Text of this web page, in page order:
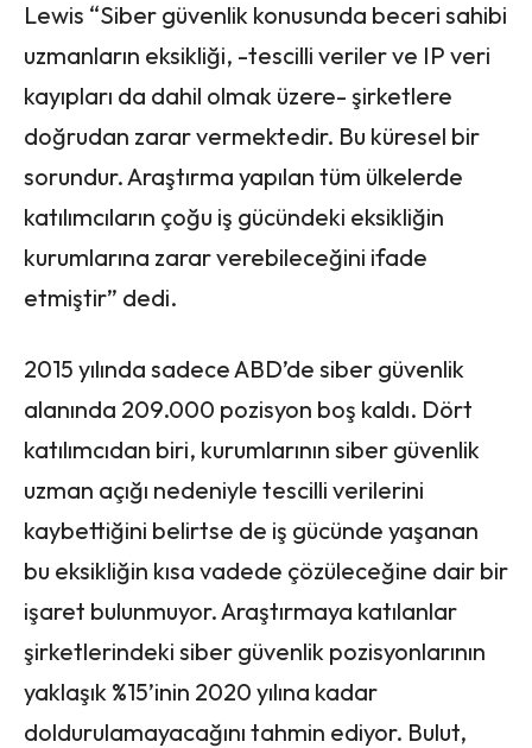
Lewis “Siber güvenlik konusunda beceri sahibi
uzmanların eksikliği, -tescilli veriler ve IP veri
kayıpları da dahil olmak üzere- şirketlere
doğrudan zarar vermektedir. Bu küresel bir
sorundur. Araştırma yapılan tüm ülkelerde
katılımcıların çoğu iş gücündeki eksikliğin
kurumlarına zarar verebileceğini ifade
etmiştir” dedi.
2015 yılında sadece ABD’de siber güvenlik
alanında 209.000 pozisyon boş kaldı. Dört
katılımcıdan biri, kurumlarının siber güvenlik
uzman açığı nedeniyle tescilli verilerini
kaybettiğini belirtse de iş gücünde yaşanan
bu eksikliğin kısa vadede çözüleceğine dair bir
işaret bulunmuyor. Araştırmaya katılanlar
şirketlerindeki siber güvenlik pozisyonlarının
yaklaşık %15’inin 2020 yılına kadar
doldurulamayacağını tahmin ediyor. Bulut,